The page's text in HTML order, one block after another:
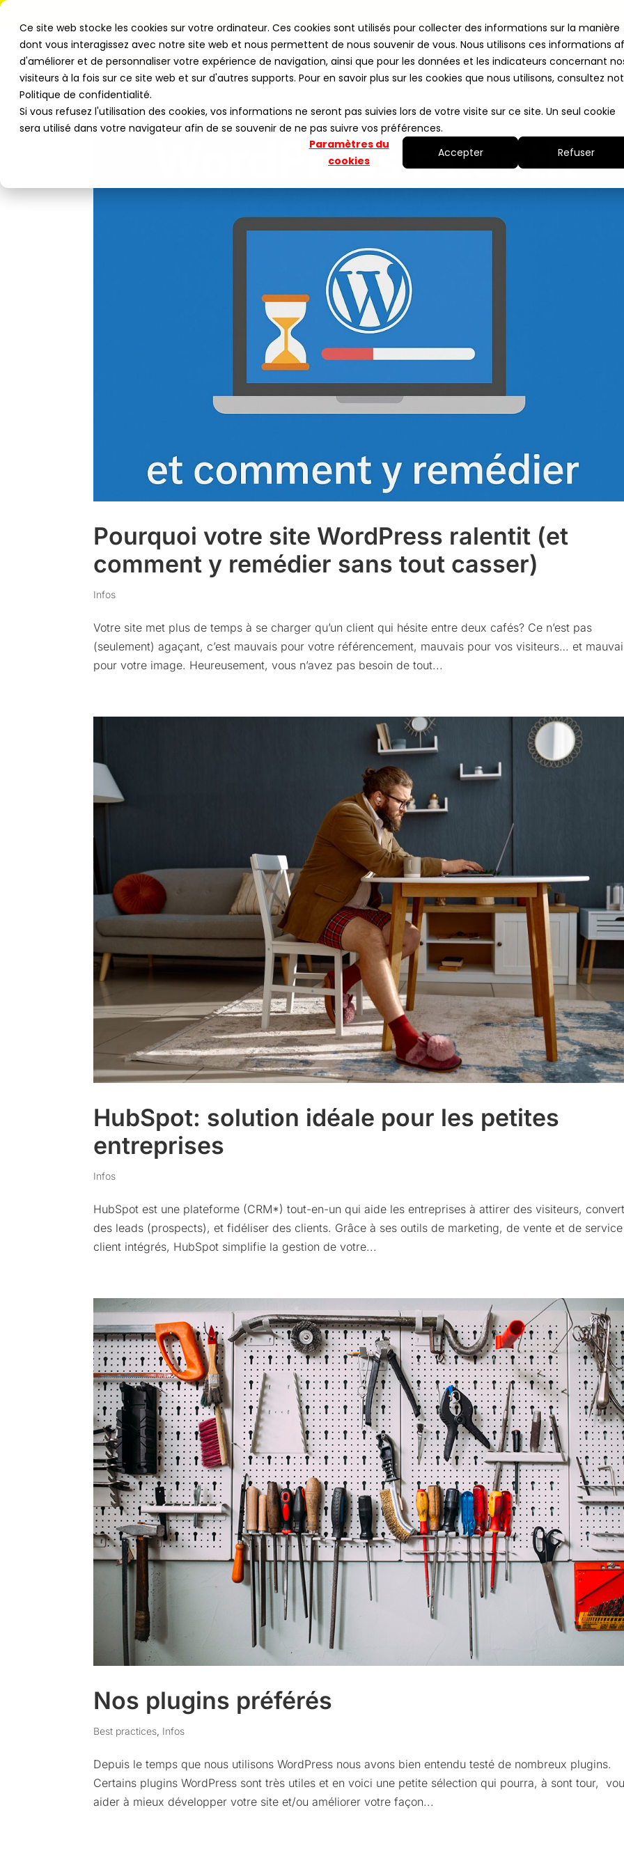
Ce site web stocke les cookies sur votre ordinateur. Ces cookies sont utilisés pour collecter des informations sur la manière
dont vous interagissez avec notre site web et nous permettent de nous souvenir de vous. Nous utilisons ces informations
d'améliorer et de personnaliser votre expérience de navigation, ainsi que pour les données et les indicateurs concernant
visiteurs à la fois sur ce site web et sur d'autres supports. Pour en savoir plus sur les cookies que nous utilisons, consultez
Politique de confidentialité.
Si vous refusez l'utilisation des cookies, vos informations ne seront pas suivies lors de votre visite sur ce site. Un seul cookie
sera utilisé dans votre navigateur afin de se souvenir de ne pas suivre vos préférences.
Paramètres du
cookies
Accepter Refuser
NOS PRESTATIONS COMMANDER BLOG ACADEMY NEW
Pourquoi votre site WordPress ralentit (et
comment y remédier sans tout casser)
Infos
Votre site met plus de temps à se charger qu’un client qui hésite entre deux cafés? Ce n’est pas
(seulement) agaçant, c’est mauvais pour votre référencement, mauvais pour vos visiteurs… et
pour votre image. Heureusement, vous n’avez pas besoin de tout...
HubSpot: solution idéale pour les petites
entreprises
Infos
HubSpot est une plateforme (CRM*) tout-en-un qui aide les entreprises à attirer des visiteurs,
des leads (prospects), et fidéliser des clients. Grâce à ses outils de marketing, de vente et de service
client intégrés, HubSpot simplifie la gestion de votre...
Nos plugins préférés
Best practices, Infos
Depuis le temps que nous utilisons WordPress nous avons bien entendu testé de nombreux plugins.
Certains plugins WordPress sont très utiles et en voici une petite sélection qui pourra, à sont tour,
aider à mieux développer votre site et/ou améliorer votre façon...